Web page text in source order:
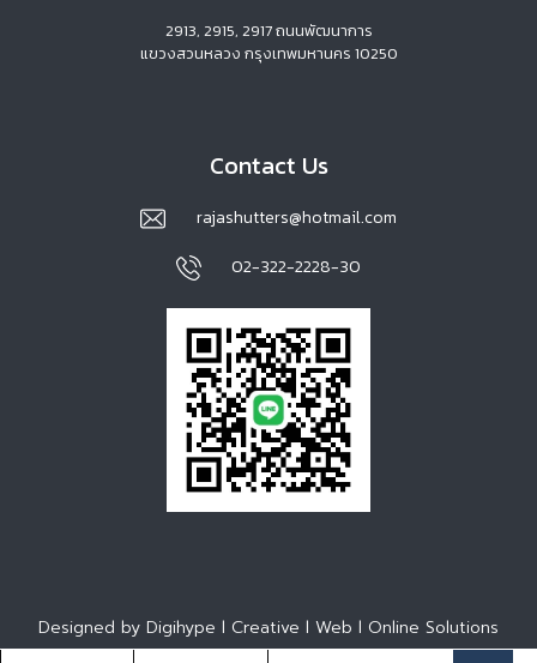
2913, 2915, 2917 ถนนพัฒนาการ
แขวงสวนหลวง กรุงเทพมหานคร 10250
Contact Us
rajashutters@hotmail.com
02-322-2228-30
Designed by Digihype l Creative l Web l Online Solutions